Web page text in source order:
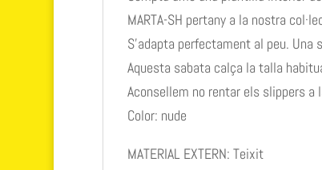
MARTA-SH pertany a la nostra
S’adapta perfectament al peu.
Aquesta sabata calça la talla
Aconsellem no rentar els slippers a
Color: nude
MATERIAL EXTERN: Teixit